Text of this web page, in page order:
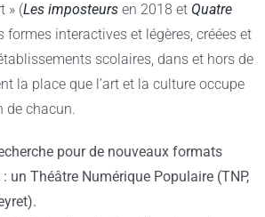
» (Les imposteurs en 2018 et Quatre
formes interactives et légères, créées et
scolaires, dans et hors de
la place que l’art et la culture occupe
de chacun.
pour de nouveaux formats
un Théâtre Numérique Populaire (TNP,